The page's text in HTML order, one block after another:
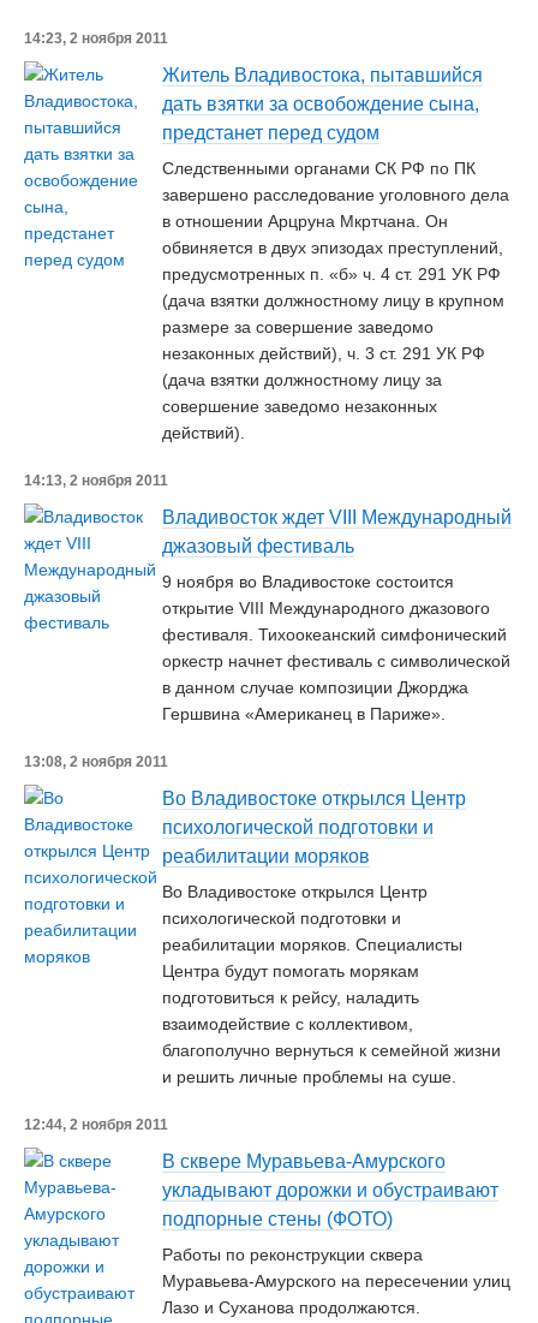
14:23, 2 ноября 2011
Житель Владивостока, пытавшийся
дать взятки за освобождение сына,
предстанет перед судом
Следственными органами СК РФ по ПК
завершено расследование уголовного дела
в отношении Арцруна Мкртчана. Он
обвиняется в двух эпизодах преступлений,
предусмотренных п. «б» ч. 4 ст. 291 УК РФ
(дача взятки должностному лицу в крупном
размере за совершение заведомо
незаконных действий), ч. 3 ст. 291 УК РФ
(дача взятки должностному лицу за
совершение заведомо незаконных
действий).
14:13, 2 ноября 2011
Владивосток ждет VIII Международный
джазовый фестиваль
9 ноября во Владивостоке состоится
открытие VIII Международного джазового
фестиваля. Тихоокеанский симфонический
оркестр начнет фестиваль с символической
в данном случае композиции Джорджа
Гершвина «Американец в Париже».
13:08, 2 ноября 2011
Во Владивостоке открылся Центр
психологической подготовки и
реабилитации моряков
Во Владивостоке открылся Центр
психологической подготовки и
реабилитации моряков. Специалисты
Центра будут помогать морякам
подготовиться к рейсу, наладить
взаимодействие с коллективом,
благополучно вернуться к семейной жизни
и решить личные проблемы на суше.
12:44, 2 ноября 2011
В сквере Муравьева-Амурского
укладывают дорожки и обустраивают
подпорные стены (ФОТО)
Работы по реконструкции сквера
Муравьева-Амурского на пересечении улиц
Лазо и Суханова продолжаются.